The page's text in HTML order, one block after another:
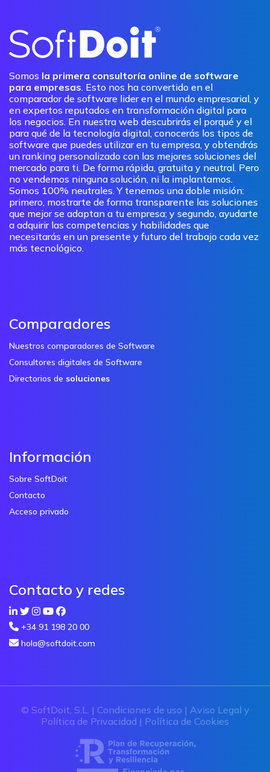
Somos la primera consultoría online de software
para empresas. Esto nos ha convertido en el
comparador de software lider en el mundo empresarial, y
en expertos reputados en transformación digital para
los negocios. En nuestra web descubrirás el porqué y el
para qué de la tecnología digital, conocerás los tipos de
software que puedes utilizar en tu empresa, y obtendrás
un ranking personalizado con las mejores soluciones del
mercado para ti. De forma rápida, gratuita y neutral. Pero
no vendemos ninguna solución, ni la implantamos.
Somos 100% neutrales. Y tenemos una doble misión:
primero, mostrarte de forma transparente las soluciones
que mejor se adaptan a tu empresa; y segundo, ayudarte
a adquirir las competencias y habilidades que
necesitarás en un presente y futuro del trabajo cada vez
más tecnológico.
Comparadores
Nuestros comparadores de Software
Consultores digitales de Software
Directorios de soluciones
Información
Sobre SoftDoit
Contacto
Acceso privado
Contacto y redes
+34 91 198 20 00
hola@softdoit.com
© SoftDoit, S.L. | Condiciones de uso | Aviso Legal y
Política de Privacidad | Política de Cookies